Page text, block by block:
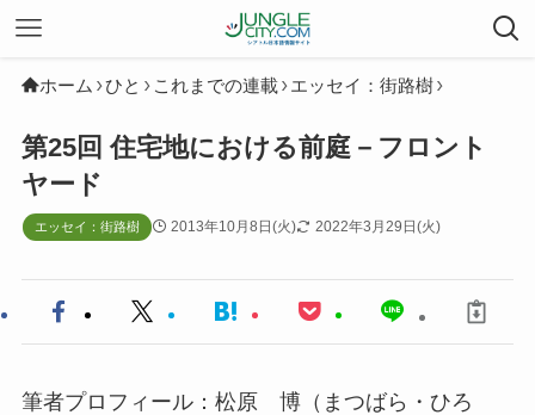
ホーム ひと これまでの連載 エッセイ：街路樹
第25回 住宅地における前庭－フロント
ヤード
エッセイ：街路樹 2013年10月8日(火) 2022年3月29日(火)
筆者プロフィール：松原 博（まつばら・ひろ